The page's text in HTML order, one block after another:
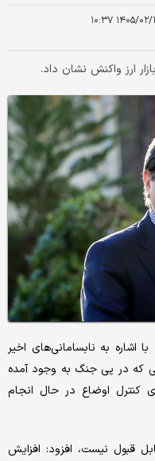
۰۲/۱۵ ۱۰:۳۷
ارز واکنش نشان داد.
اشاره به نابسامانی‌های اخیر
که در پی جنگ به وجود آمده
کنترل اوضاع در حال انجام
قبول نیست، افزود: افزایش